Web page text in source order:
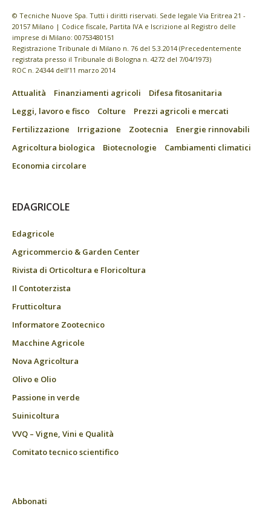
© Tecniche Nuove Spa. Tutti i diritti riservati. Sede legale Via Eritrea 21 -
20157 Milano | Codice fiscale, Partita IVA e Iscrizione al Registro delle
imprese di Milano: 00753480151
Registrazione Tribunale di Milano n. 76 del 5.3.2014 (Precedentemente
registrata presso il Tribunale di Bologna n. 4272 del 7/04/1973)
ROC n. 24344 dell’11 marzo 2014
Attualità Finanziamenti agricoli
Difesa fitosanitaria
Leggi, lavoro e fisco
Colture
Prezzi agricoli e mercati
Fertilizzazione
Irrigazione Zootecnia
Energie rinnovabili
Agricoltura biologica
Biotecnologie
Cambiamenti climatici
Economia circolare
EDAGRICOLE
Edagricole
Agricommercio & Garden Center
Rivista di Orticoltura e Floricoltura
Il Contoterzista
Frutticoltura
Informatore Zootecnico
Macchine Agricole
Nova Agricoltura
Olivo e Olio
Passione in verde
Suinicoltura
VVQ – Vigne, Vini e Qualità
Comitato tecnico scientifico
Abbonati